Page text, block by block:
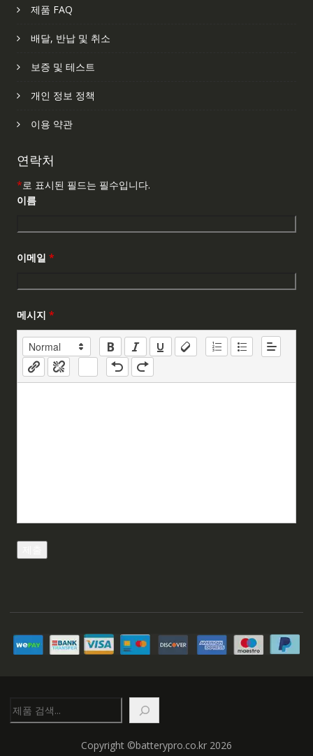
제품 FAQ
배달, 반납 및 취소
보증 및 테스트
개인 정보 정책
이용 약관
연락처
*로 표시된 필드는 필수입니다.
이름
이메일 *
메시지 *
색
Copyright ©batterypro.co.kr 2026